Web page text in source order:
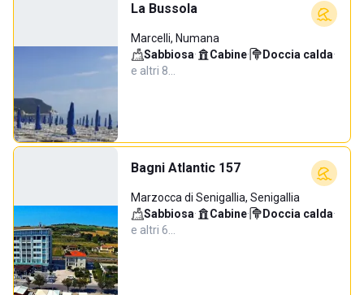
La Bussola
Marcelli, Numana
Sabbiosa· Cabine· Doccia calda·
e altri 8…
Bagni Atlantic 157
Marzocca di Senigallia, Senigallia
Sabbiosa· Cabine· Doccia calda·
e altri 6…